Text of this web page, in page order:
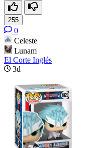
255
0
Celeste
Lunam
El Corte Inglés
3d